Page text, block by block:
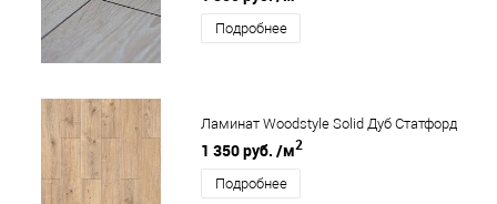
Подробнее
Ламинат Woodstyle Solid Дуб Статфорд
1 350 руб. /м2
Подробнее